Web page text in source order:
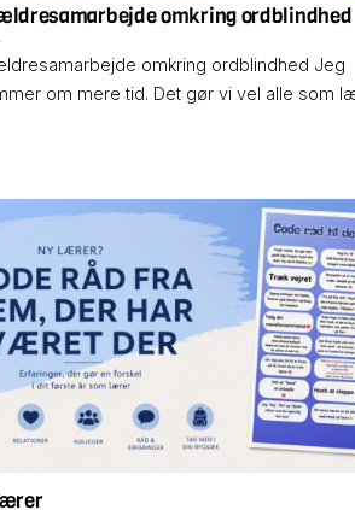
omkring ordblindhed
omkring ordblindhed Jeg
om mere tid. Det gør vi vel alle som